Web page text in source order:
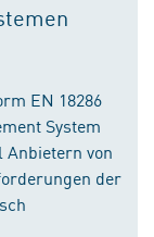
EN 18286
System
Anbietern von
der